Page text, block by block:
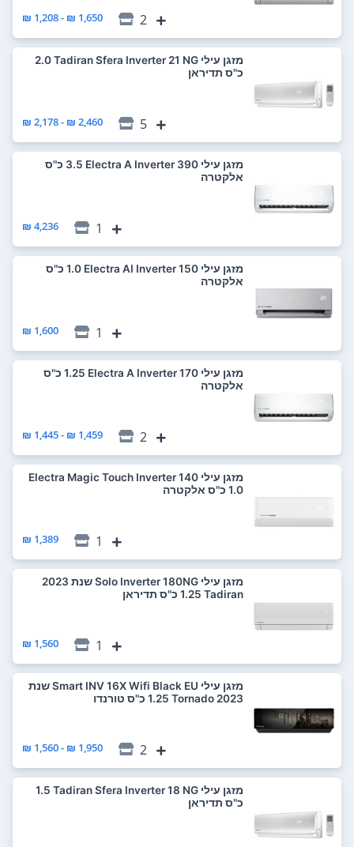
2
1,650 ₪ - 1,208 ₪
‏מזגן עילי Tadiran Sfera Inverter 21 NG ‏2.0
‏כ"ס תדיראן
5
2,460 ₪ - 2,178 ₪
‏מזגן עילי Electra A Inverter 390 ‏3.5 ‏כ"ס
אלקטרה
1
4,236 ₪
‏מזגן עילי Electra AI Inverter 150 ‏1.0 ‏כ"ס
אלקטרה
1
1,600 ₪
‏מזגן עילי Electra A Inverter 170 ‏1.25 ‏כ"ס
אלקטרה
2
1,459 ₪ - 1,445 ₪
‏מזגן עילי Electra Magic Touch Inverter 140
1
1,389 ₪
‏מזגן עילי Solo Inverter 180NG שנת 2023
Tadiran ‏1.25 ‏כ"ס תדיראן
1
1,560 ₪
‏מזגן עילי Smart INV 16X Wifi Black EU שנת
2023 Tornado ‏1.25 ‏כ"ס טורנדו
2
1,950 ₪ - 1,560 ₪
‏מזגן עילי Tadiran Sfera Inverter 18 NG ‏1.5
‏כ"ס תדיראן